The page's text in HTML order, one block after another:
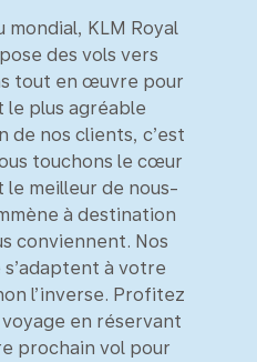
mondial, KLM Royal
des vols vers
tout en œuvre pour
le plus agréable
de nos clients, c’est
touchons le cœur
le meilleur de nous-
à destination
conviennent. Nos
à votre
l’inverse. Profitez
en réservant
prochain vol pour